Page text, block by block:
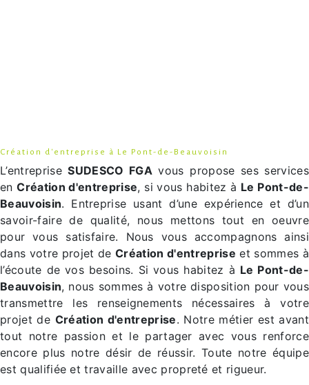
Création d'entreprise à Le Pont-de-Beauvoisin
L’entrepriseSUDESCO FGA vous propose ses services
enCréation d'entreprise, si vous habitez à Le Pont-de-
Beauvoisin. Entreprise usant d’une expérience et d’un
savoir-faire de qualité, nous mettons tout en oeuvre
pour vous satisfaire. Nous vous accompagnons ainsi
dans votre projet deCréation d'entreprise et sommes à
l’écoute de vos besoins. Si vous habitez à Le Pont-de-
Beauvoisin, nous sommes à votre disposition pour vous
transmettre les renseignements nécessaires à votre
projet de Création d'entreprise. Notre métier est avant
tout notre passion et le partager avec vous renforce
encore plus notre désir de réussir. Toute notre équipe
est qualifiée et travaille avec propreté et rigueur.